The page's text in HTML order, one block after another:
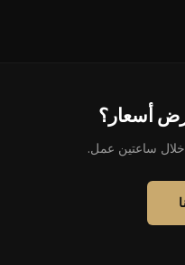
أسعار؟
خلال ساعتين عمل.